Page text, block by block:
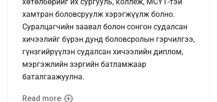
хамтран боловсруулж хэрэгжүүлж болно.
Суралцагчийн заавал болон сонгон судалсан
хичээлийг бүрэн дунд боловсролын гэрчилгээ,
гүнзгийрүүлэн судалсан хичээлийн диплом,
мэргэжлийн зэргийн батламжаар
баталгаажуулна.
Read more